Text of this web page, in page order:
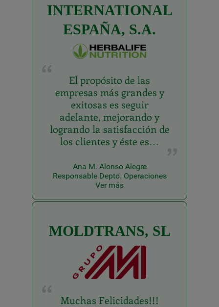
INTERNATIONAL
ESPAÑA, S.A.
El propósito de las
empresas más grandes y
exitosas es seguir
adelante, mejorando y
logrando la satisfacción de
los clientes y éste es…
Ana M. Alonso Alegre
Responsable Depto. Operaciones
Ver más
MOLDTRANS, SL
Muchas Felicidades!!!